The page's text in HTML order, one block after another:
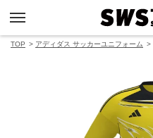
TOP アディダス サッカーユニフォーム